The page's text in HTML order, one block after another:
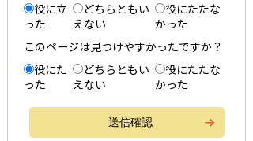
役に立
った
どちらともい
えない
役にたたな
かった
このページは見つけやすかったですか？
役にた
った
どちらともい
えない
役にたたな
かった